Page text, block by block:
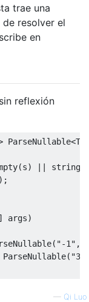
trae una
resolver el
en
reflexión
ParseNullable<T
(s) || string
);
args)
( "-1" ,
ParseNullable(
— Qi Luo